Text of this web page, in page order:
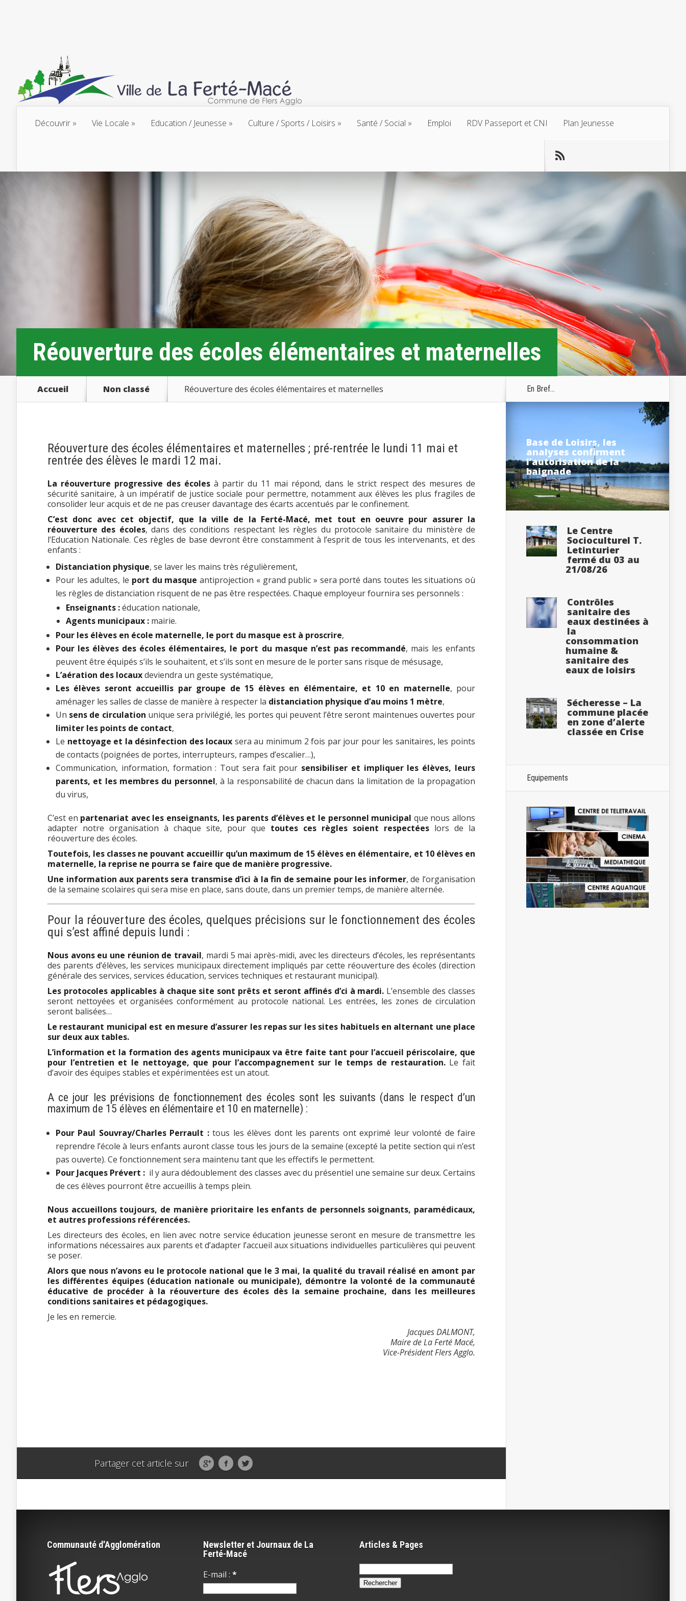
Découvrir Vie Locale Education / Jeunesse Culture / Sports / Loisirs Santé / Social Emploi RDV Passeport et CNI Plan Jeunesse
Réouverture des écoles élémentaires et maternelles
Accueil Non classé Réouverture des écoles élémentaires et maternelles
Réouverture des écoles élémentaires et maternelles ; pré-rentrée le lundi 11 mai et
rentrée des élèves le mardi 12 mai.
La réouverture progressive des écoles à partir du 11 mai répond, dans le strict respect des mesures de
sécurité sanitaire, à un impératif de justice sociale pour permettre, notamment aux élèves les plus fragiles de
consolider leur acquis et de ne pas creuser davantage des écarts accentués par le confinement.
C’est donc avec cet objectif, que la ville de la Ferté-Macé, met tout en oeuvre pour assurer la
réouverture des écoles, dans des conditions respectant les règles du protocole sanitaire du ministère de
l’Education Nationale. Ces règles de base devront être constamment à l’esprit de tous les intervenants, et des
enfants :
Distanciation physique, se laver les mains très régulièrement,
Pour les adultes, le port du masque antiprojection « grand public » sera porté dans toutes les situations où
les règles de distanciation risquent de ne pas être respectées. Chaque employeur fournira ses personnels :
Enseignants :éducation nationale,
Agents municipaux : mairie.
Pour les élèves en école maternelle, le port du masque est à proscrire,
Pour les élèves des écoles élémentaires, le port du masque n’est pas recommandé, mais les enfants
peuvent être équipés s’ils le souhaitent, et s’ils sont en mesure de le porter sans risque de mésusage,
L’aération des locauxdeviendra un geste systématique,
Les élèves seront accueillis par groupe de 15 élèves en élémentaire, et 10 en maternelle, pour
aménager les salles de classe de manière à respecter la distanciation physique d’au moins 1 mètre,
Un sens de circulation unique sera privilégié, les portes qui peuvent l’être seront maintenues ouvertes pour
limiter les points de contact,
Le nettoyage et la désinfection des locaux sera au minimum 2 fois par jour pour les sanitaires, les points
de contacts (poignées de portes, interrupteurs, rampes d’escalier…),
Communication, information, formation : Tout sera fait pour sensibiliser et impliquer les élèves, leurs
parents, et les membres du personnel, à la responsabilité de chacun dans la limitation de la propagation
du virus,
C’est en partenariat avec les enseignants, les parents d’élèves et le personnel municipal que nous allons
adapter notre organisation à chaque site, pour que toutes ces règles soient respectées lors de la
réouverture des écoles.
Toutefois, les classes ne pouvant accueillir qu’un maximum de 15 élèves en élémentaire, et 10 élèves en
maternelle, la reprise ne pourra se faire que de manière progressive.
Une information aux parents sera transmise d’ici à la fin de semaine pour les informer, de l’organisation
de la semaine scolaires qui sera mise en place, sans doute, dans un premier temps, de manière alternée.
Pour la réouverture des écoles, quelques précisions sur le fonctionnement des écoles
qui s’est affiné depuis lundi :
Nous avons eu une réunion de travail, mardi 5 mai après-midi, avec les directeurs d’écoles, les représentants
des parents d’élèves, les services municipaux directement impliqués par cette réouverture des écoles (direction
générale des services, services éducation, services techniques et restaurant municipal).
Les protocoles applicables à chaque site sont prêts et seront affinés d’ci à mardi. L’ensemble des classes
seront nettoyées et organisées conformément au protocole national. Les entrées, les zones de circulation
seront balisées…
Le restaurant municipal est en mesure d’assurer les repas sur les sites habituels en alternant une place
sur deux aux tables.
L’information et la formation des agents municipaux va être faite tant pour l’accueil périscolaire, que
pour l’entretien et le nettoyage, que pour l’accompagnement sur le temps de restauration.Le fait
d’avoir des équipes stables et expérimentées est un atout.
A ce jour les prévisions de fonctionnement des écoles sont les suivants (dans le respect d’un
maximum de 15 élèves en élémentaire et 10 en maternelle) :
Pour Paul Souvray/Charles Perrault :tous les élèves dont les parents ont exprimé leur volonté de faire
reprendre l’école à leurs enfants auront classe tous les jours de la semaine (excepté la petite section qui n’est
pas ouverte). Ce fonctionnement sera maintenu tant que les effectifs le permettent.
Pour Jacques Prévert : il y aura dédoublement des classes avec du présentiel une semaine sur deux. Certains
de ces élèves pourront être accueillis à temps plein.
Nous accueillons toujours, de manière prioritaire les enfants de personnels soignants, paramédicaux,
et autres professions référencées.
Les directeurs des écoles, en lien avec notre service éducation jeunesse seront en mesure de transmettre les
informations nécessaires aux parents et d’adapter l’accueil aux situations individuelles particulières qui peuvent
se poser.
Alors que nous n’avons eu le protocole national que le 3 mai, la qualité du travail réalisé en amont par
les différentes équipes (éducation nationale ou municipale), démontre la volonté de la communauté
éducative de procéder à la réouverture des écoles dès la semaine prochaine, dans les meilleures
conditions sanitaires et pédagogiques.
Je les en remercie.
Jacques DALMONT,
Maire de La Ferté Macé,
Vice-Président Flers Agglo.
Partager cet article sur
En Bref...
Base de Loisirs, les
analyses confirment
l’autorisation de la
baignade
Le Centre
Socioculturel T.
Letinturier
fermé du 03 au
21/08/26
Contrôles
sanitaire des
eaux destinées à
la
consommation
humaine &
sanitaire des
eaux de loisirs
Sécheresse – La
commune placée
en zone d’alerte
classée en Crise
Equipements
Communauté d'Agglomération
Newsletter et Journaux de La
Ferté-Macé
E-mail : *
Articles & Pages
Rechercher :